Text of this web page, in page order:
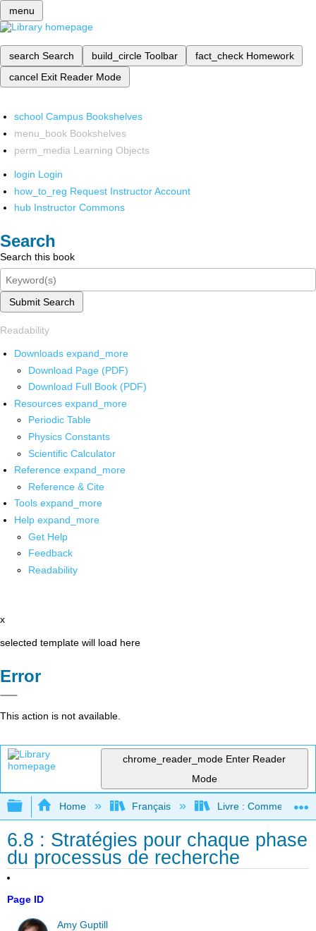
menu
search Search build_circle Toolbar fact_check Homework
cancel Exit Reader Mode
school Campus Bookshelves
menu_book Bookshelves
perm_media Learning Objects
login Login
how_to_reg Request Instructor Account
hub Instructor Commons
Search
Search this book
Submit Search
Readability
Downloads expand_more
Download Page (PDF)
Download Full Book (PDF)
Resources expand_more
Periodic Table
Physics Constants
Scientific Calculator
Reference expand_more
Reference & Cite
Tools expand_more
Help expand_more
Get Help
Feedback
Readability
x
selected template will load here
Error
This action is not available.
chrome_reader_mode Enter Reader
Mode
Expand/collapse global hierarchy
Home Français Livre : Comment
6.8 : Stratégies pour chaque phase
du processus de recherche
Page ID
Amy Guptill